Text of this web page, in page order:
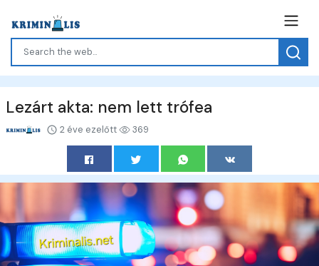
Lezárt akta: nem lett trófea
2 éve ezelőtt 369